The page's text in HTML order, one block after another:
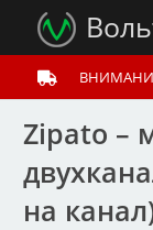
Zipato –
на